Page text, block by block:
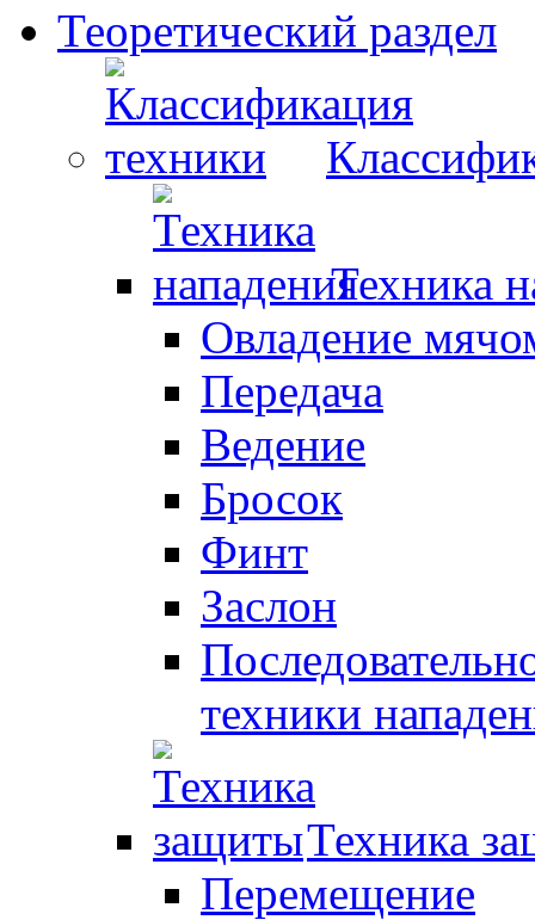
Теоретический раздел
Техника
Овладение
Передача
Ведение
Бросок
Финт
Заслон
техники
Техника
Перемещение